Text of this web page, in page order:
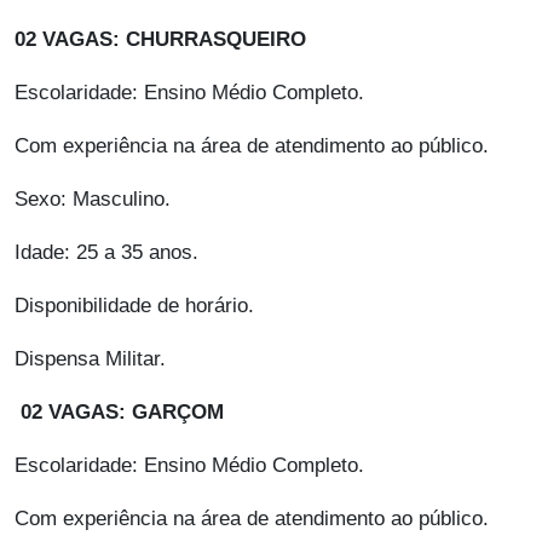
02 VAGAS: CHURRASQUEIRO
Escolaridade: Ensino Médio Completo.
Com experiência na área de atendimento ao público.
Sexo: Masculino.
Idade: 25 a 35 anos.
Disponibilidade de horário.
Dispensa Militar.
02 VAGAS: GARÇOM
Escolaridade: Ensino Médio Completo.
Com experiência na área de atendimento ao público.